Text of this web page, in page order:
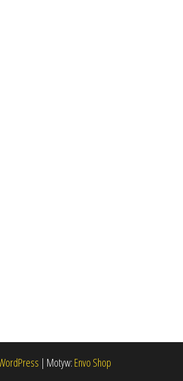
| Motyw: Envo Shop